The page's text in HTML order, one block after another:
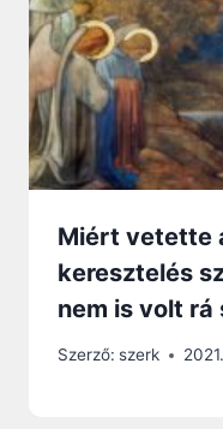
Miért vetette
keresztelés
nem is volt rá
Szerző: szerk